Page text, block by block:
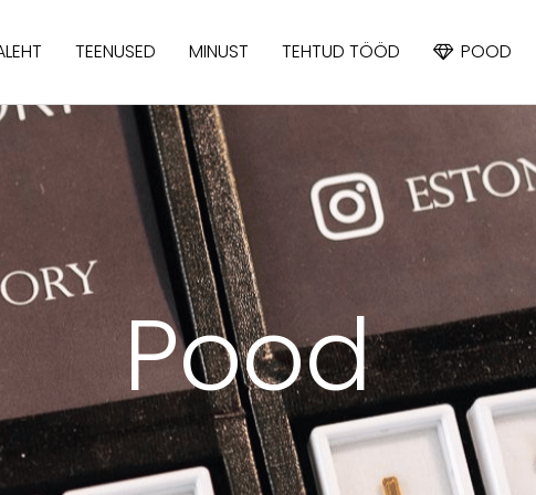
TEENUSED MINUST TEHTUD TÖÖD POOD
APATIIT
SPINELL
TOPAAS
Pood